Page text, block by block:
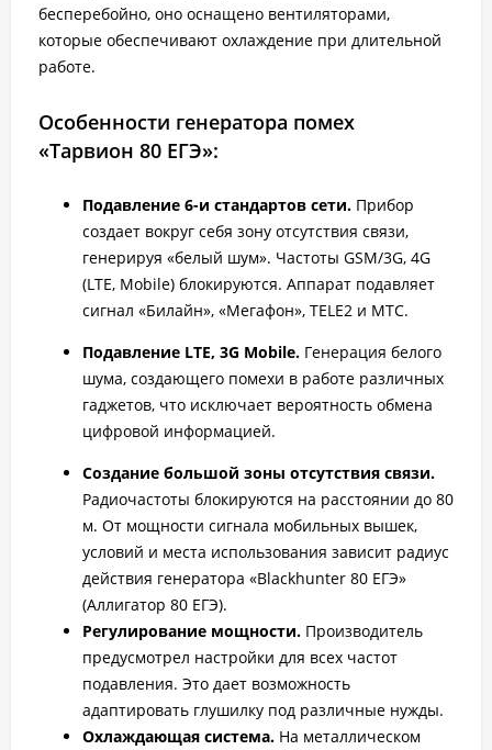
бесперебойно, оно оснащено вентиляторами,
которые обеспечивают охлаждение при длительной
работе.
Особенности генератора помех
«Тарвион 80 ЕГЭ»:
Подавление 6-и стандартов сети. Прибор
создает вокруг себя зону отсутствия связи,
генерируя «белый шум». Частоты GSM/3G, 4G
(LTE, Mobile) блокируются. Аппарат подавляет
сигнал «Билайн», «Мегафон», TELE2 и MTC.
Подавление LTE, 3G Mobile. Генерация белого
шума, создающего помехи в работе различных
гаджетов, что исключает вероятность обмена
цифровой информацией.
Создание большой зоны отсутствия связи.
Радиочастоты блокируются на расстоянии до 80
м. От мощности сигнала мобильных вышек,
условий и места использования зависит радиус
действия генератора «Blackhunter 80 ЕГЭ»
(Аллигатор 80 ЕГЭ).
Регулирование мощности. Производитель
предусмотрел настройки для всех частот
подавления. Это дает возможность
адаптировать глушилку под различные нужды.
Охлаждающая система. На металлическом